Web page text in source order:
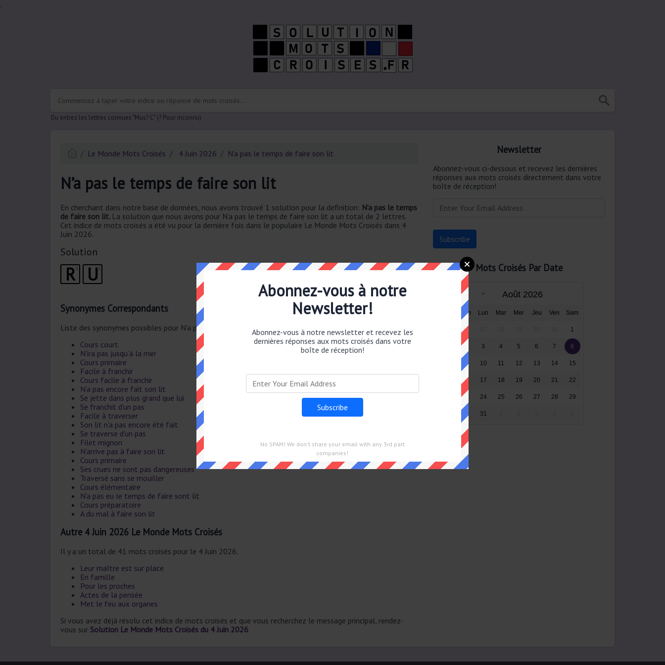
.
Ou entrez les lettres connues "Mus? C" (? Pour inconnu)
Le Monde Mots Croisés 4 Juin 2026 N’a pas le temps de faire son lit
N’a pas le temps de faire son lit
En cherchant dans notre base de données, nous avons trouvé 1 solution pour la definition: N’a pas le temps
de faire son lit. La solution que nous avons pour N’a pas le temps de faire son lit a un total de 2 lettres.
Cet indice de mots croisés a été vu pour la dernière fois dans le populaire Le Monde Mots Croisés dans 4
Juin 2026.
Solution
1
R 2
U
Synonymes Correspondants
Liste des synonymes possibles pour N’a pas le temps de faire son lit.
Cours court
N’ira pas jusqu’à la mer
Cours primaire
Facile à franchir
Cours facile à franchir
N’a pas encore fait son lit
Se jette dans plus grand que lui
Se franchit d’un pas
Facile à traverser
Son lit n’a pas encore été fait
Se traverse d’un pas
Filet mignon
N’arrive pas à faire son lit
Cours primaire
Ses crues ne sont pas dangereuses
Traversé sans se mouiller
Cours élémentaire
N’a pas eu le temps de faire sont lit
Cours préparatoire
A du mal à faire son lit
Autre 4 Juin 2026 Le Monde Mots Croisés
Il y a un total de 41 mots croisés pour le 4 Juin 2026.
Leur maître est sur place
En famille
Pour les proches
Actes de la pensée
Met le feu aux organes
Si vous avez déjà résolu cet indice de mots croisés et que vous recherchez le message principal, rendez-
vous sur Solution Le Monde Mots Croisés du 4 Juin 2026
Newsletter
Abonnez-vous ci-dessous et recevez les dernières
réponses aux mots croisés directement dans votre
boîte de réception!
Mots Croisés Par Date
Août 2026
Dim Lun Mar Mer Jeu Ven Sam
26 1
3 4 5 6 7 8
10 11 12 13 14 15
16 17 18 19 20 21 22
23 24 25 26 27 28 29
31
Abonnez-vous à notre
Newsletter!
Abonnez-vous à notre newsletter et recevez les
dernières réponses aux mots croisés dans votre
boîte de réception!
No SPAM! We don't share your email with any 3rd part
companies!